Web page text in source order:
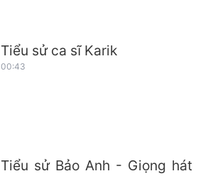
Tiểu sử ca sĩ Karik
00:43
Tiểu sử Bảo Anh - Giọng hát